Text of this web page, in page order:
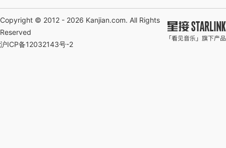
Copyright © 2012 - 2026 Kanjian.com. All Rights
Reserved
沪ICP备12032143号-2